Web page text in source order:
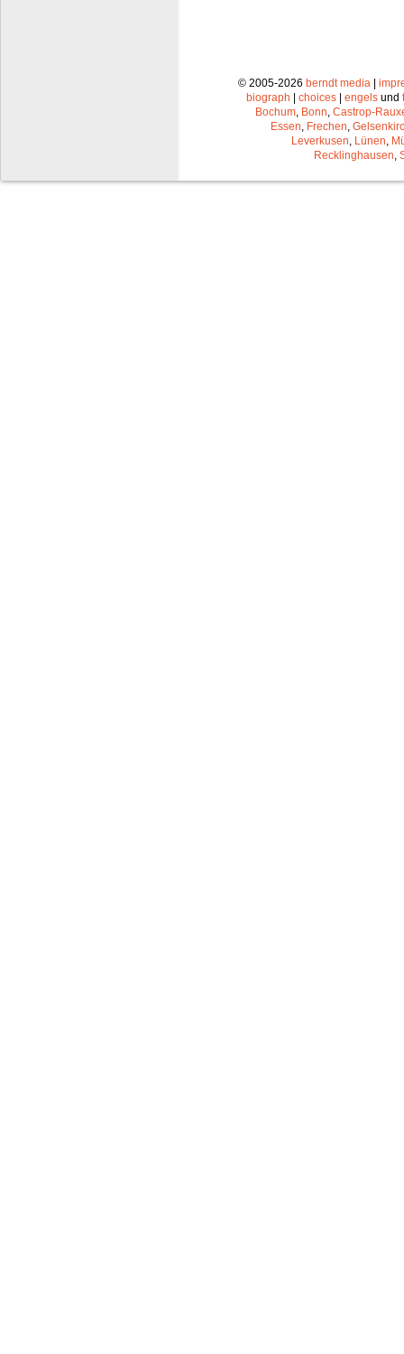
© 2005-2026 berndt media|
biograph
choices engels und
Bochum, Bonn, Castrop-
Essen, Frechen,
Leverkusen, Lünen,
Recklinghausen,